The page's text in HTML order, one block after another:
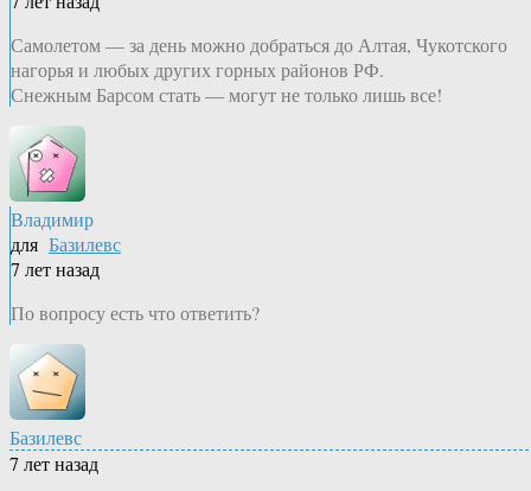
Самолетом — за день можно добраться до Алтая, Чукотского
нагорья и любых других горных районов РФ.
Снежным Барсом стать — могут не только лишь все!
Владимир
для Базилевс
7 лет назад
По вопросу есть что ответить?
Базилевс
7 лет назад